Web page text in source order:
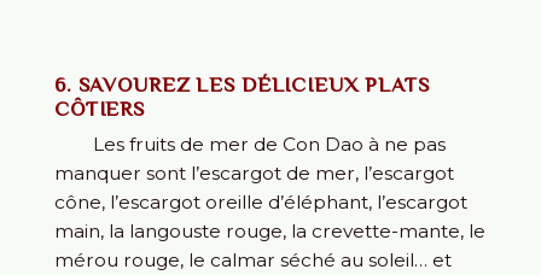
6. SAVOUREZ LES DÉLICIEUX PLATS
CÔTIERS
Les fruits de mer de Con Dao à ne pas
manquer sont l’escargot de mer, l’escargot
cône, l’escargot oreille d’éléphant, l’escargot
main, la langouste rouge, la crevette-mante, le
mérou rouge, le calmar séché au soleil… et